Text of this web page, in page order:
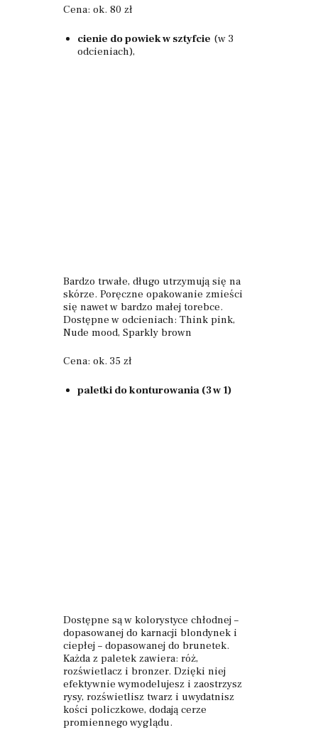
Cena: ok. 80 zł
cienie do powiek w sztyfcie (w 3
odcieniach),
Bardzo trwałe, długo utrzymują się na
skórze. Poręczne opakowanie zmieści
się nawet w bardzo małej torebce.
Dostępne w odcieniach: Think pink,
Nude mood, Sparkly brown
Cena: ok. 35 zł
paletki do konturowania (3 w 1)
Dostępne są w kolorystyce chłodnej –
dopasowanej do karnacji blondynek i
ciepłej – dopasowanej do brunetek.
Każda z paletek zawiera: róż,
rozświetlacz i bronzer. Dzięki niej
efektywnie wymodelujesz i zaostrzysz
rysy, rozświetlisz twarz i uwydatnisz
kości policzkowe, dodają cerze
promiennego wyglądu.